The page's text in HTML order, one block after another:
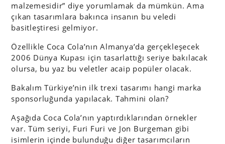
malzemesidir” diye yorumlamak da mümkün. Ama
çıkan tasarımlara bakınca insanın bu veledi
basitleştiresi gelmiyor.
Özellikle Coca Cola’nın Almanya’da gerçekleşecek
2006 Dünya Kupası için tasarlattığı seriye bakılacak
olursa, bu yaz bu veletler acaip popüler olacak.
Bakalım Türkiye’nin ilk trexi tasarımı hangi marka
sponsorluğunda yapılacak. Tahmini olan?
Aşağıda Coca Cola’nın yaptırdıklarından örnekler
var. Tüm seriyi, Furi Furi ve Jon Burgeman gibi
isimlerin içinde bulunduğu diğer tasarımcıların